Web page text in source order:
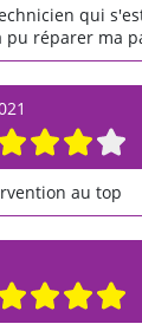
qui
réparer ma
au top